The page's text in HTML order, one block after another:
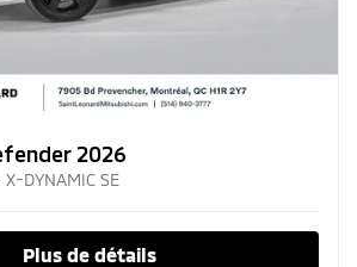
2026
X-DYNAMIC SE
Plus de détails